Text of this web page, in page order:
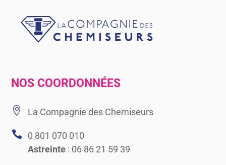
NOS COORDONNÉES
 La Compagnie des Chemiseurs

0 801 070 010
Astreinte: 06 86 21 59 39